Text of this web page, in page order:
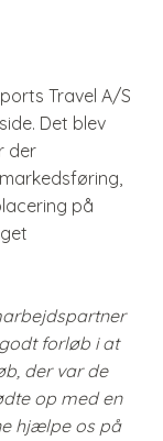
Travel A/S
Det blev
der
på
forløb i at
der var de
op med en
hjælpe os på